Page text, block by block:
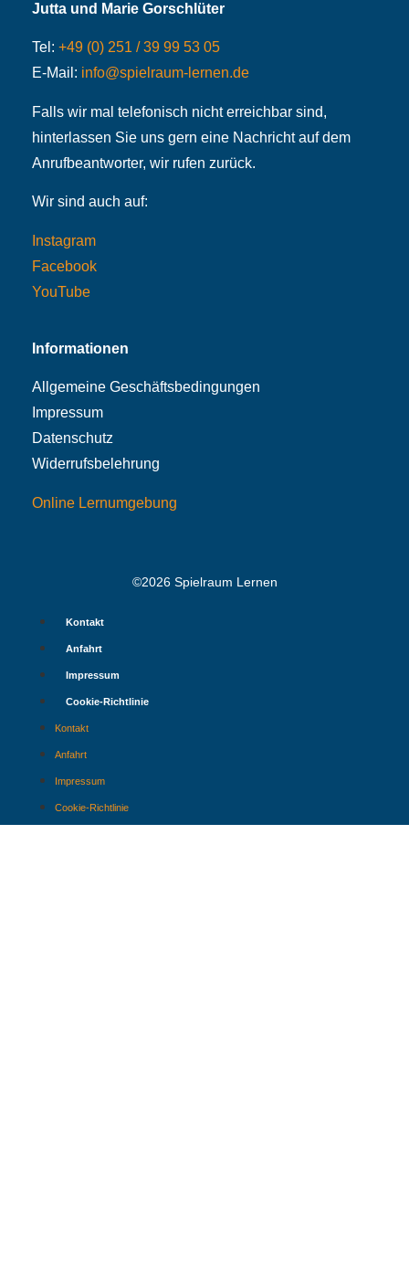
Jutta und Marie Gorschlüter
Tel: +49 (0) 251 / 39 99 53 05
E-Mail: info@spielraum-lernen.de
Falls wir mal telefonisch nicht erreichbar sind,
hinterlassen Sie uns gern eine Nachricht auf dem
Anrufbeantworter, wir rufen zurück.
Wir sind auch auf:
Instagram
Facebook
YouTube
Informationen
Allgemeine Geschäftsbedingungen
Impressum
Datenschutz
Widerrufsbelehrung
Online Lernumgebung
©2026 Spielraum Lernen
Kontakt
Anfahrt
Impressum
Cookie-Richtlinie
Kontakt
Anfahrt
Impressum
Cookie-Richtlinie